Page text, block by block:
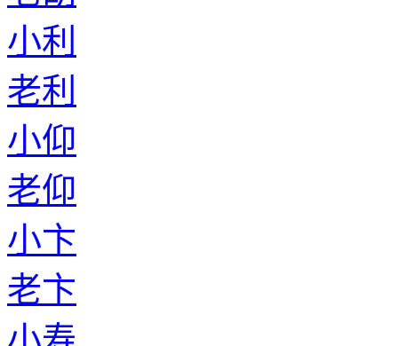
小利
老利
小仰
老仰
小卞
老卞